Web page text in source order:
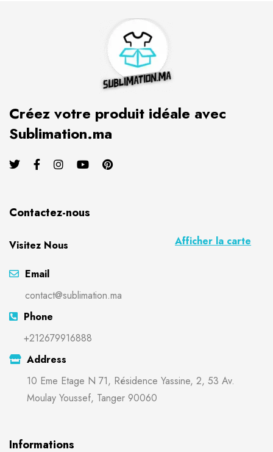
Créez votre produit idéale avec
Sublimation.ma
Contactez-nous
Visitez Nous Afficher la carte
Email
contact@sublimation.ma
Phone
+212679916888
Address
10 Eme Etage N 71, Résidence Yassine, 2, 53 Av.
Moulay Youssef, Tanger 90060
Informations